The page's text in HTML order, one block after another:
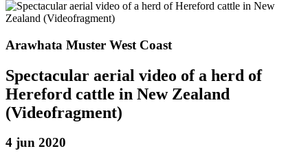
Arawhata Muster West Coast
Spectacular aerial video of a herd of
Hereford cattle in New Zealand
(Videofragment)
4 jun 2020